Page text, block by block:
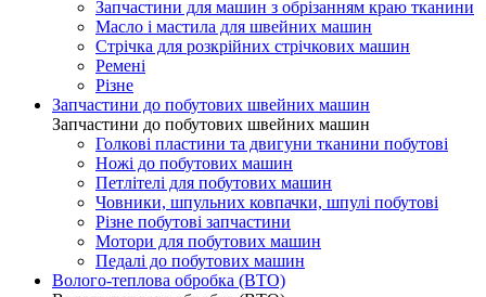
Запчастини для машин з обрізанням краю тканини
Масло і мастила для швейних машин
Стрічка для розкрійних стрічкових машин
Ремені
Різне
Запчастини до побутових швейних машин
Запчастини до побутових швейних машин
Голкові пластини та двигуни тканини побутові
Ножі до побутових машин
Петлітелі для побутових машин
Човники, шпульних ковпачки, шпулі побутові
Різне побутові запчастини
Мотори для побутових машин
Педалі до побутових машин
Волого-теплова обробка (ВТО)